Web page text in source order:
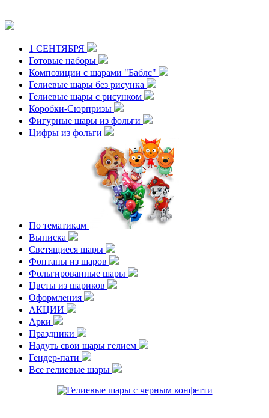
1 СЕНТЯБРЯ
Готовые наборы
Композиции с шарами "Баблс"
Гелиевые шары без рисунка
Гелиевые шары с рисунком
Коробки-Сюрпризы
Фигурные шары из фольги
Цифры из фольги
По тематикам
Выписка
Светящиеся шары
Фонтаны из шаров
Фольгированные шары
Цветы из шариков
Оформления
АКЦИИ
Арки
Праздники
Надуть свои шары гелием
Гендер-пати
Все гелиевые шары